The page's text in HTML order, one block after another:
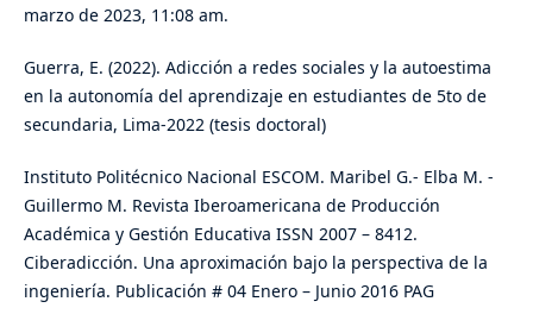
marzo de 2023, 11:08 am.
Guerra, E. (2022). Adicción a redes sociales y la autoestima
en la autonomía del aprendizaje en estudiantes de 5to de
secundaria, Lima-2022 (tesis doctoral)
Instituto Politécnico Nacional ESCOM. Maribel G.- Elba M. -
Guillermo M. Revista Iberoamericana de Producción
Académica y Gestión Educativa ISSN 2007 – 8412.
Ciberadicción. Una aproximación bajo la perspectiva de la
ingeniería. Publicación # 04 Enero – Junio 2016 PAG